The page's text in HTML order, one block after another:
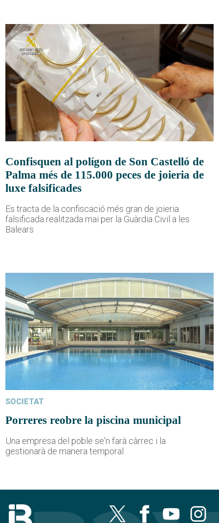
Confisquen al polígon de Son Castelló de
Palma més de 115.000 peces de joieria de
luxe falsificades
Es tracta de la confiscació més gran de joieria
falsificada realitzada mai per la Guàrdia Civil a les
Balears
SOCIETAT
Porreres reobre la piscina municipal
Una empresa del poble se'n farà càrrec i la
gestionarà de manera temporal